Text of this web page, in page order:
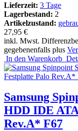
Lieferzeit: 3 Tage
Lagerbestand: 2
Artikelzustand:
27,95 €
inkl. Mwst.
gegebenenfalls plus
In den Warenkorb
Samsung
HDD IDE
Rev.A* F67